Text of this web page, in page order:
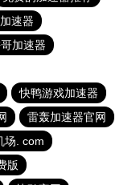
速器
加速器
快鸭游戏加速器
雷轰加速器官网
场. com
版